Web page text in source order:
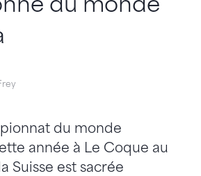
du monde
année à Le Coque au
Suisse est sacrée